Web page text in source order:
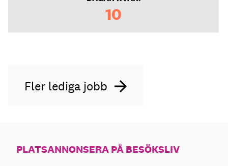
10
Fler lediga jobb
PLATSANNONSERA PÅ BESÖKSLIV